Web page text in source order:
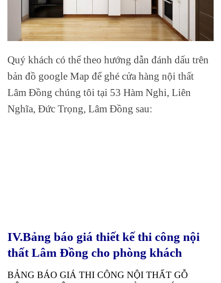
Quý khách có thể theo hướng dẫn đánh dấu trên
bản đồ google Map để ghé cửa hàng nội thất
Lâm Đồng chúng tôi tại 53 Hàm Nghi, Liên
Nghĩa, Đức Trọng, Lâm Đồng sau:
IV.Bảng báo giá thiết kế thi công nội
thất Lâm Đồng cho phòng khách
BẢNG BÁO GIÁ THI CÔNG NỘI THẤT GỖ